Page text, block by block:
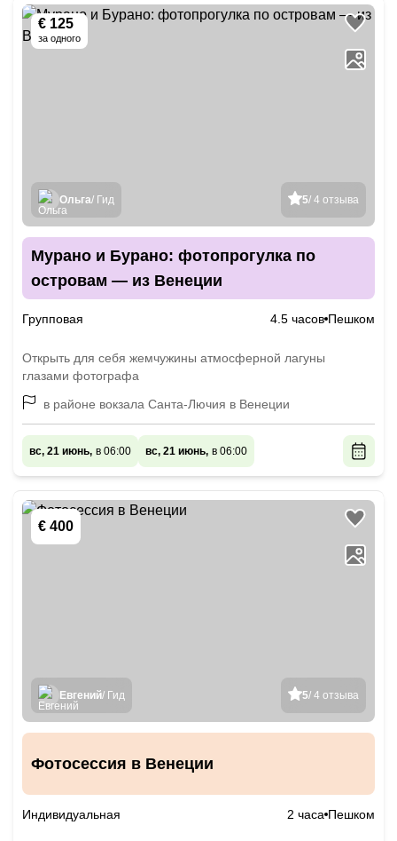
€ 125
за одного
5/ 4 отзыва
Ольга/ Гид
Мурано и Бурано: фотопрогулка по
островам — из Венеции
Групповая 4.5 часов Пешком
Открыть для себя жемчужины атмосферной лагуны
глазами фотографа
в районе вокзала Санта-Лючия в Венеции
вс, 21 июнь, в 06:00 вс, 21 июнь, в 06:00
€ 400
5/ 4 отзыва
Евгений/ Гид
Фотосессия в Венеции
Индивидуальная 2 часа Пешком